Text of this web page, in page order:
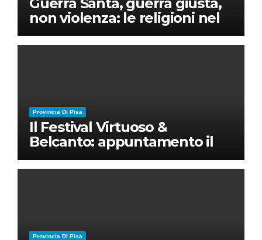
non violenza: le religioni nel
nuovo disordine mondiale
Provincia Di Pisa
Il Festival Virtuoso &
Belcanto: appuntamento il
28 luglio a Palazzo Blu con
Ruben Micieli
Provincia Di Pisa